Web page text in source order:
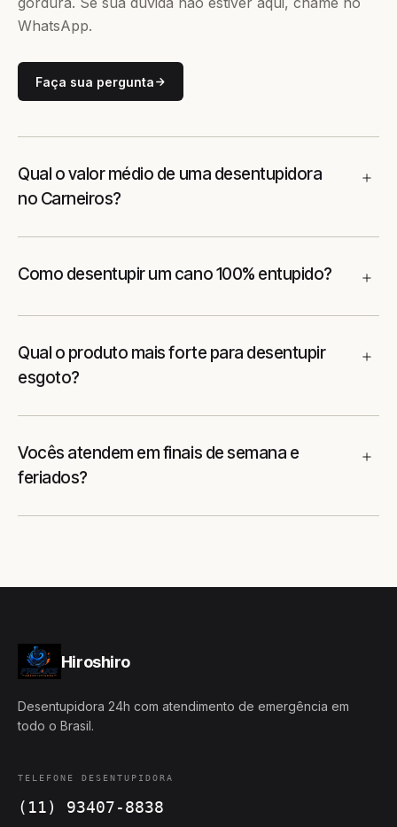
WhatsApp.
Faça sua pergunta
Qual o valor médio de uma desentupidora
no Carneiros?
Como desentupir um cano 100% entupido?
Qual o produto mais forte para desentupir
esgoto?
Vocês atendem em finais de semana e
feriados?
Hiroshiro
Desentupidora 24h com atendimento de emergência em
todo o Brasil.
TELEFONE DESENTUPIDORA
(11) 93407-8838